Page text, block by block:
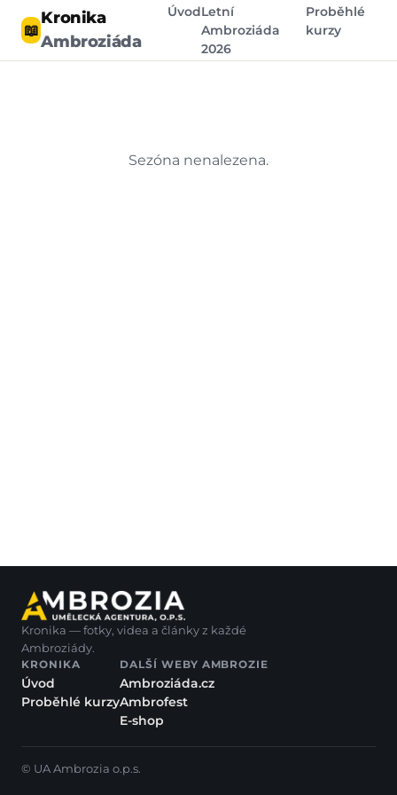
📖
Kronika
Ambroziáda
ÚvodLetní
Ambroziáda
2026
Proběhlé
kurzy
Sezóna nenalezena.
Kronika — fotky, videa a články z každé
Ambroziády.
KRONIKA
Úvod
Proběhlé kurzy
DALŠÍ WEBY AMBROZIE
Ambroziáda.cz
Ambrofest
E-shop
© UA Ambrozia o.p.s.